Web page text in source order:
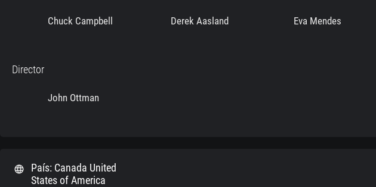
Chuck Campbell Derek Aasland Eva Mendes
Director
John Ottman
language
País: Canada United
States of America